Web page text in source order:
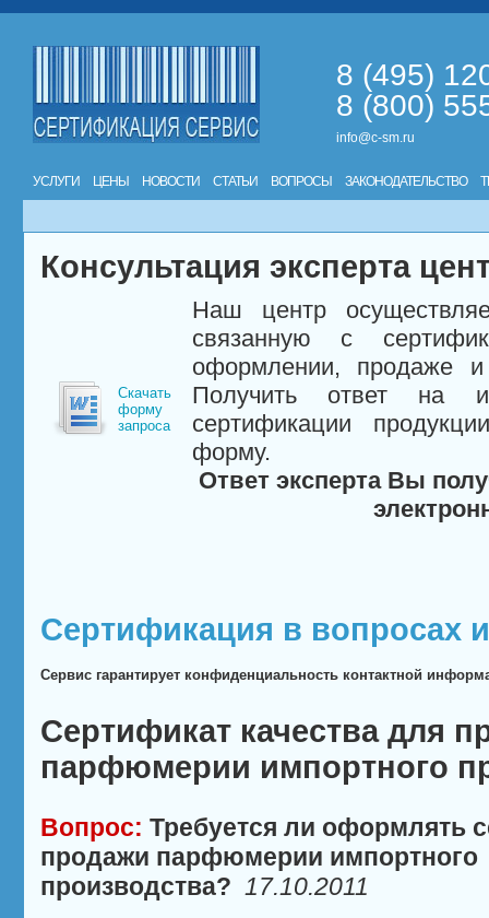
8 (495)
8 (800)
info@c-sm.ru
УСЛУГИ ЦЕНЫ НОВОСТИ СТАТЬИ ВОПРОСЫ ЗАКОНОДАТЕЛЬСТВО
Консультация эксперта
Скачать
форму
запроса
Наш центр
связанную с
оформлении, продаже и
Получить ответ на
сертификации
форму.
Ответ эксперта Вы
Сертификация в вопросах
Сервис гарантирует конфиденциальность контактной
Сертификат качества для
парфюмерии импортного
Вопрос: Требуется ли оформлять
продажи парфюмерии импортного
производства? 17.10.2011